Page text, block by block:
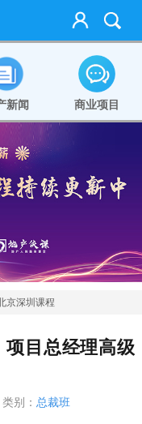
新闻 商业项目
京深圳课程
项目总经理高级
： 总裁班